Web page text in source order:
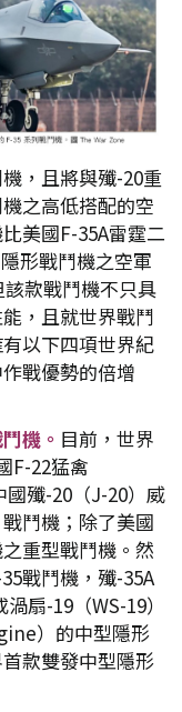
，且將與殲-20重
之高低搭配的空
美國F-35A雷霆二
形戰鬥機之空軍
款戰鬥機不只具
，且就世界戰鬥
以下四項世界紀
戰優勢的倍增
機。 目前，世界
F-22猛禽
國殲-20（J-20）威
鬥機；除了美國
重型戰鬥機。然
戰鬥機，殲-35A
扇-19（WS-19）
）的中型隱形
款雙發中型隱形